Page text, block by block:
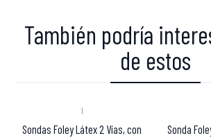
También podría
de estos
|
Sondas Foley Látex 2 Vías, con
Sonda